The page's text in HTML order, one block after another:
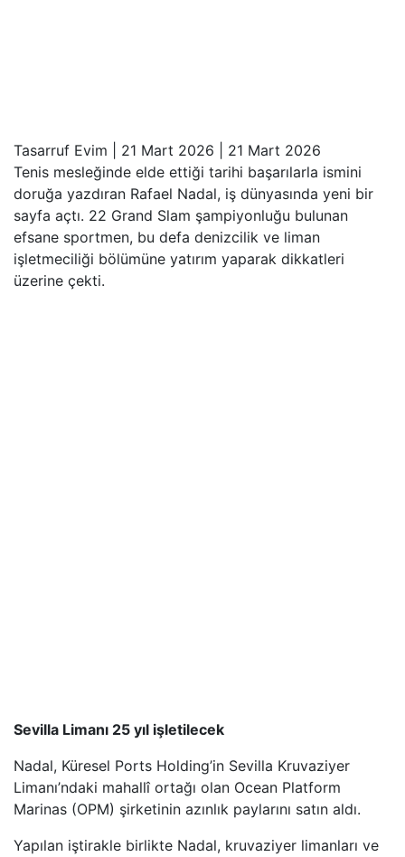
Tasarruf Evim 21 Mart 2026
21 Mart 2026
Tenis mesleğinde elde ettiği tarihi başarılarla ismini
doruğa yazdıran Rafael Nadal, iş dünyasında yeni bir
sayfa açtı. 22 Grand Slam şampiyonluğu bulunan
efsane sportmen, bu defa denizcilik ve liman
işletmeciliği bölümüne yatırım yaparak dikkatleri
üzerine çekti.
Sevilla Limanı 25 yıl işletilecek
Nadal, Küresel Ports Holding’in Sevilla Kruvaziyer
Limanı’ndaki mahallî ortağı olan Ocean Platform
Marinas (OPM) şirketinin azınlık paylarını satın aldı.
Yapılan iştirakle birlikte Nadal, kruvaziyer limanları ve